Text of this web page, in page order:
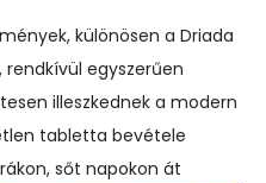
különösen a Driada
egyszerűen
illeszkednek a modern
tabletta bevétele
sőt napokon át